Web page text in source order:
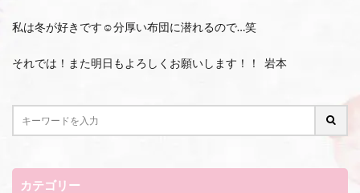
私は冬が好きです☺️分厚い布団に潜れるので…笑
それでは！また明日もよろしくお願いします！！ 岩本
カテゴリー